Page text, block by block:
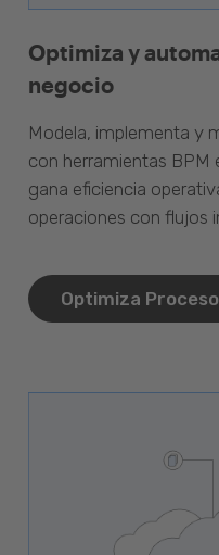
Optimiza y
negocio
Modela, implementa y
con herramientas BPM
gana eficiencia
operaciones con flujos
Optimiza